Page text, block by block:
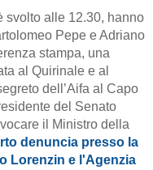
svolto alle 12.30, hanno
Pepe e Adriano
stampa, una
al Quirinale e al
dell’Aifa al Capo
del Senato
il Ministro della
denuncia presso la
Lorenzin e l'Agenzia